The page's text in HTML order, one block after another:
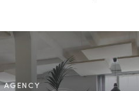
AGENCY